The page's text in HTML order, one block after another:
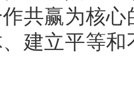
共赢为核
建立平等